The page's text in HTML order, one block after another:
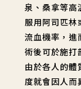
泉、桑拿等高
服用阿司匹林
流血機率，進
術後可於施打
由於各人的體
度就會因人而